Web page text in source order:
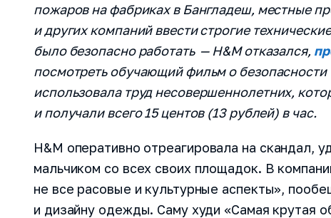
пожаров на фабриках в Бангладеш, местные
и других компаний ввести строгие
было безопасно работать — H&M отказался,
посмотреть обучающий фильм о
использовала труд несовершеннолетних,
и получали всего 15 центов (13 рублей) в час.
H&M оперативно отреагировала на скандал,
мальчиком со всех своих площадок. В
не все расовые и культурные аспекты»,
и дизайну одежды. Саму худи «Самая крутая